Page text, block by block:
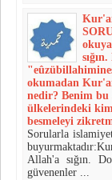
okumadan
nedir? Be­nim bu
ülkelerindeki
besmeleyi
Sorularla
Allah'a sığın.
güvenenler ...